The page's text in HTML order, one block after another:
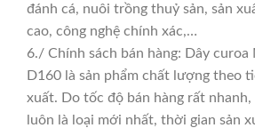
đánh cá, nuôi trồng thuỷ sản, sản
cao, công nghệ chính xác,…
6./ Chính sách bán hàng: Dây curoa
D160 là sản phẩm chất lượng theo
xuất. Do tốc độ bán hàng rất nhanh,
luôn là loại mới nhất, thời gian sản